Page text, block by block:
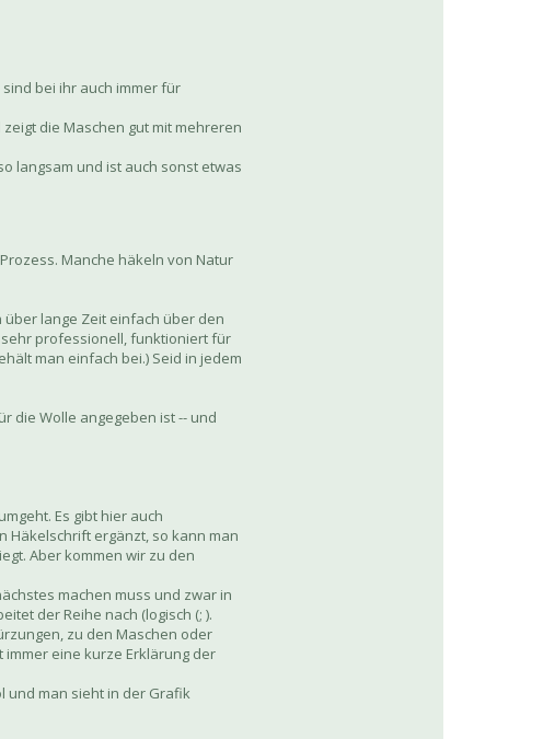
bei ihr auch immer für
die Maschen gut mit mehreren
langsam und ist auch sonst etwas
Manche häkeln von Natur
über lange Zeit einfach über den
sehr professionell, funktioniert für
man einfach bei.) Seid in jedem
die Wolle angegeben ist -- und
Es gibt hier auch
Häkelschrift ergänzt, so kann man
Aber kommen wir zu den
machen muss und zwar in
der Reihe nach (logisch (; ).
zu den Maschen oder
eine kurze Erklärung der
und man sieht in der Grafik